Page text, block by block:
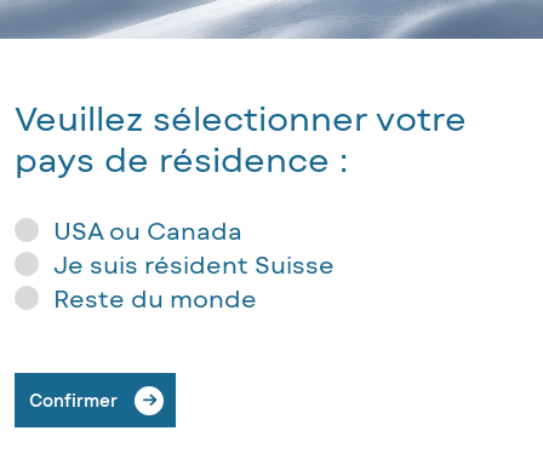
Veuillez sélectionner votre
pays de résidence :
USA ou Canada
Je suis résident Suisse
Reste du monde
Confirmer